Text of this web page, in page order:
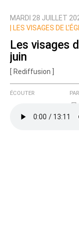
Nom
MARDI 28 JUILLET
LES VISAGES DE
Les visages
juin
[ Rediffusion ]
ÉCOUTER